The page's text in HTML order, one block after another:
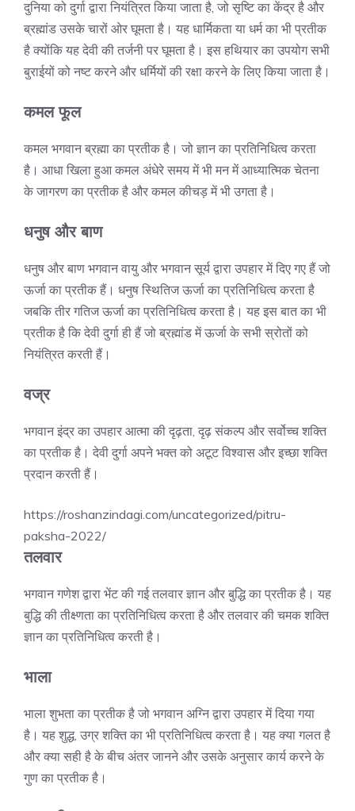
दुनिया को दुर्गा द्वारा नियंत्रित किया जाता है, जो सृष्टि का केंद्र है और
ब्रह्मांड उसके चारों ओर घूमता है। यह धार्मिकता या धर्म का भी प्रतीक
है क्योंकि यह देवी की तर्जनी पर घूमता है। इस हथियार का उपयोग सभी
बुराईयों को नष्ट करने और धर्मियों की रक्षा करने के लिए किया जाता है।
कमल फूल
कमल भगवान ब्रह्मा का प्रतीक है। जो ज्ञान का प्रतिनिधित्व करता
है। आधा खिला हुआ कमल अंधेरे समय में भी मन में आध्यात्मिक चेतना
के जागरण का प्रतीक है और कमल कीचड़ में भी उगता है।
धनुष और बाण
धनुष और बाण भगवान वायु और भगवान सूर्य द्वारा उपहार में दिए गए हैं जो
ऊर्जा का प्रतीक हैं। धनुष स्थितिज ऊर्जा का प्रतिनिधित्व करता है
जबकि तीर गतिज ऊर्जा का प्रतिनिधित्व करता है। यह इस बात का भी
प्रतीक है कि देवी दुर्गा ही हैं जो ब्रह्मांड में ऊर्जा के सभी स्रोतों को
नियंत्रित करती हैं।
वज्र
भगवान इंद्र का उपहार आत्मा की दृढ़ता, दृढ़ संकल्प और सर्वोच्च शक्ति
का प्रतीक है। देवी दुर्गा अपने भक्त को अटूट विश्वास और इच्छा शक्ति
प्रदान करती हैं।
https://roshanzindagi.com/uncategorized/pitru-
paksha-2022/
तलवार
भगवान गणेश द्वारा भेंट की गई तलवार ज्ञान और बुद्धि का प्रतीक है। यह
बुद्धि की तीक्ष्णता का प्रतिनिधित्व करता है और तलवार की चमक शक्ति
ज्ञान का प्रतिनिधित्व करती है।
भाला
भाला शुभता का प्रतीक है जो भगवान अग्नि द्वारा उपहार में दिया गया
है। यह शुद्ध, उग्र शक्ति का भी प्रतिनिधित्व करता है। यह क्या गलत है
और क्या सही है के बीच अंतर जानने और उसके अनुसार कार्य करने के
गुण का प्रतीक है।